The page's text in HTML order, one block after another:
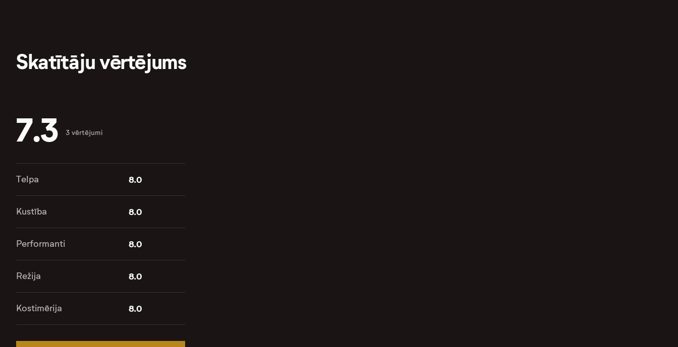
Skatītāju vērtējums
7.3 3 vērtējumi
Telpa 8.0
Kustība 8.0
Performanti 8.0
Režija 8.0
Kostimērija 8.0